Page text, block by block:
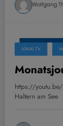
Wolfgang
LOKAL TV
https://
Haltern am See